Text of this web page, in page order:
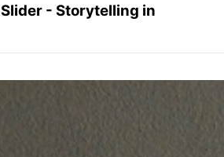
- Storytelling in